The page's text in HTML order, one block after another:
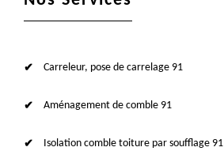
Carreleur, pose de carrelage 91
Aménagement de comble 91
Isolation comble toiture par soufflage 91